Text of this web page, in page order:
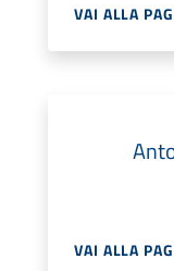
VAI ALLA
VAI ALLA